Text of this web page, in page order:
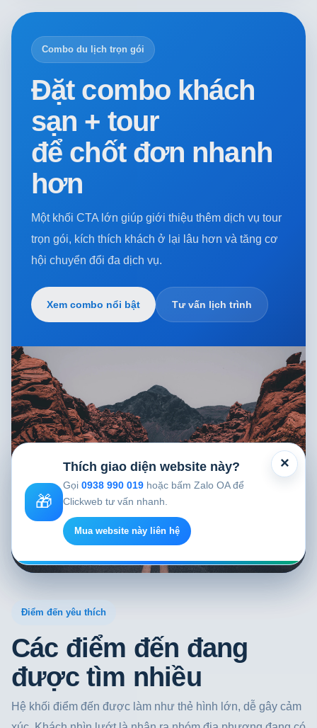
Combo du lịch trọn gói
Đặt combo khách
sạn + tour
để chốt đơn nhanh
hơn
Một khối CTA lớn giúp giới thiệu thêm dịch vụ tour
trọn gói, kích thích khách ở lại lâu hơn và tăng cơ
hội chuyển đổi đa dịch vụ.
Xem combo nổi bật Tư vấn lịch trình
Điểm đến yêu thích
Các điểm đến đang
được tìm nhiều
Hệ khối điểm đến được làm như thẻ hình lớn, dễ gây cảm
×
🎁
Thích giao diện website này?
Gọi 0938 990 019 hoặc bấm Zalo OA để
Clickweb tư vấn nhanh.
Mua website này liên hệ